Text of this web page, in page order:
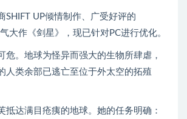
SHIFT UP倾情制作、广受好评的
大作《剑星》，现已针对PC进行优化。
危。地球为怪异而强大的生物所肆虐，
人类余部已逃亡至位于外太空的拓殖
抵达满目疮痍的地球。她的任务明确：